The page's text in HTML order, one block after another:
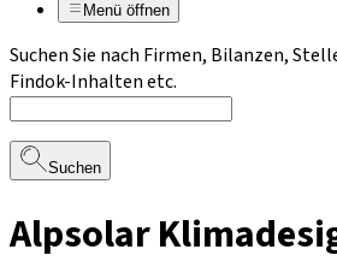
Menü öffnen
Suchen Sie nach Firmen, Bilanzen,
Findok-Inhalten etc.
Suchen
Alpsolar